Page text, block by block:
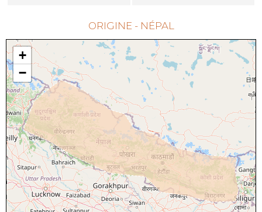
ORIGINE - NÉPAL
+
−